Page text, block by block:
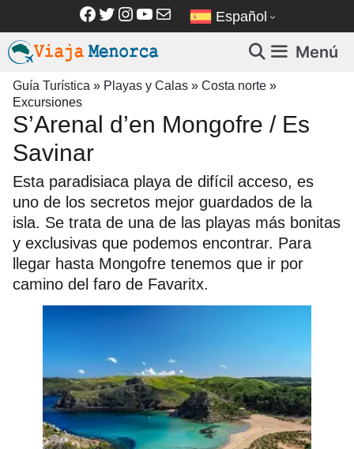
contenido
Facebook
Twitter
Instagram
YouTube
Correo electrónico
Español
Menú
Guía Turística » Playas y Calas » Costa norte »
Excursiones
S’Arenal d’en Mongofre / Es
Savinar
Esta paradisiaca playa de difícil acceso, es
uno de los secretos mejor guardados de la
isla. Se trata de una de las playas más bonitas
y exclusivas que podemos encontrar. Para
llegar hasta Mongofre tenemos que ir por
camino del faro de Favaritx.